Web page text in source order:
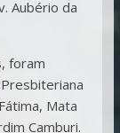
Aubério da
foram
Mata
Camburi.